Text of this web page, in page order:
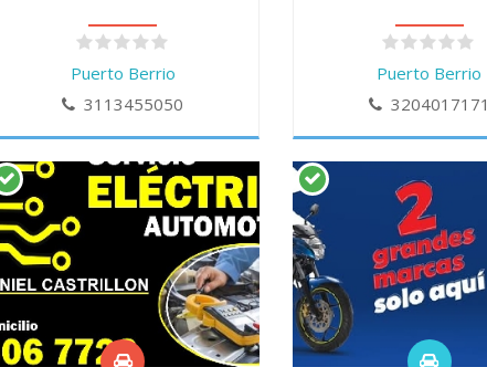
Puerto Berrio
3113455050
Puerto Berrio
3204017171